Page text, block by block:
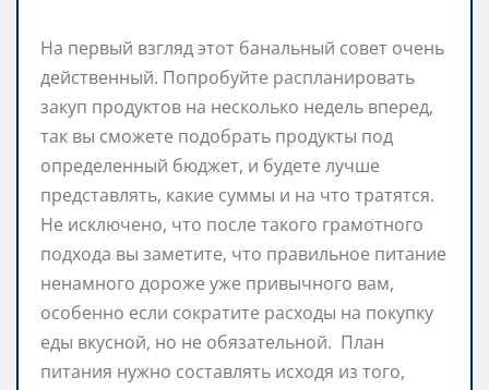
На первый взгляд этот банальный совет очень
действенный. Попробуйте распланировать
закуп продуктов на несколько недель вперед,
так вы сможете подобрать продукты под
определенный бюджет, и будете лучше
представлять, какие суммы и на что тратятся.
Не исключено, что после такого грамотного
подхода вы заметите, что правильное питание
ненамного дороже уже привычного вам,
особенно если сократите расходы на покупку
еды вкусной, но не обязательной. План
питания нужно составлять исходя из того,